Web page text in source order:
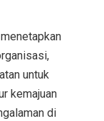
untuk
kemajuan
di